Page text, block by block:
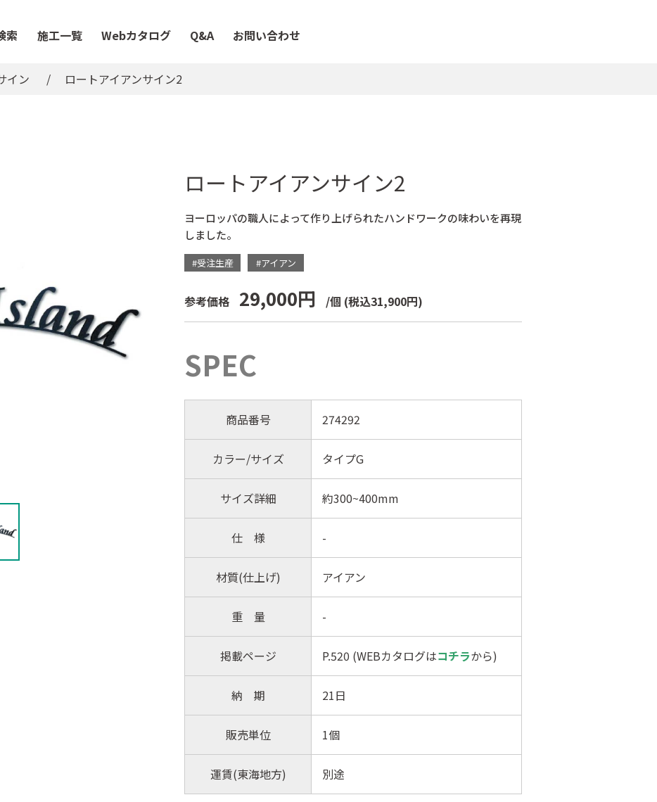
索 施工一覧 Webカタログ Q&A お問い合わせ
イン ロートアイアンサイン2
ロートアイアンサイン2
ヨーロッパの職人によって作り上げられたハンドワークの味わいを再現
しました。
#受注生産 #アイアン
参考価格 29,000円 /個 (税込31,900円)
SPEC
商品番号 274292
カラー/サイズ タイプG
サイズ詳細 約300~400mm
仕 様 -
材質(仕上げ) アイアン
重 量 -
掲載ページ P.520 (WEBカタログはコチラから)
納 期 21日
販売単位 1個
運賃(東海地方) 別途